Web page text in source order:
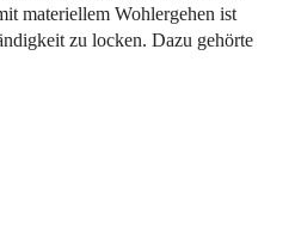
materiellem Wohlergehen ist
zu locken. Dazu gehörte